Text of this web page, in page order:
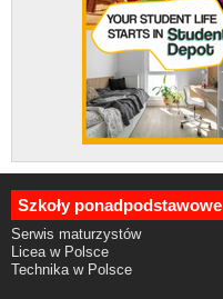
Szkoły ponadpodstawowe
Serwis maturzystów
Licea w Polsce
Technika w Polsce